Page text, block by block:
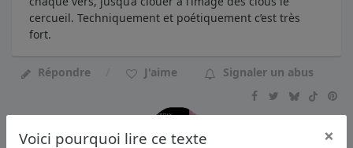
Voici pourquoi lire ce texte ×
cercueil. Techniquement et poétiquement c’est très
fort.
Répondre J'aime Signaler un abus